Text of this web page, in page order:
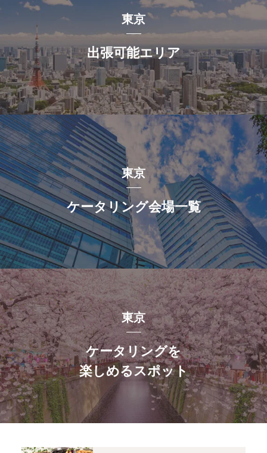
東京
出張可能エリア
東京
ケータリング会場一覧
東京
ケータリングを
楽しめるスポット